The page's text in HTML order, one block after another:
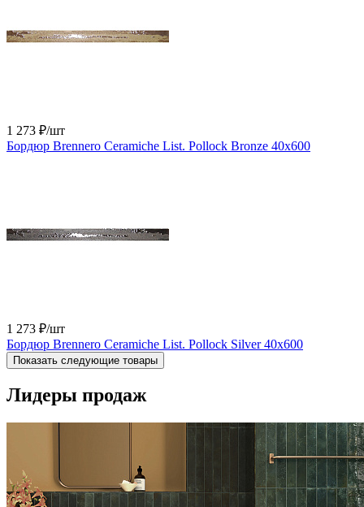
1 273 ₽/шт
Бордюр Brennero Ceramiche List. Pollock Bronze 40x600
1 273 ₽/шт
Бордюр Brennero Ceramiche List. Pollock Silver 40x600
Показать следующие товары
Лидеры продаж